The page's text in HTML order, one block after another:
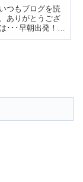
を大公開！
つもブログを読
ありがとうござ
･･･早朝出発！ト
々あった帰国日